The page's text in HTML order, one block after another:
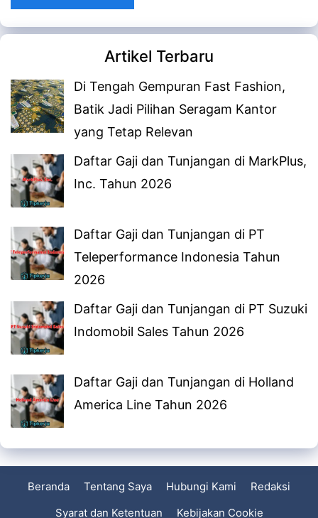
Artikel Terbaru
Di Tengah Gempuran Fast Fashion,
Batik Jadi Pilihan Seragam Kantor
yang Tetap Relevan
Daftar Gaji dan Tunjangan di MarkPlus,
Inc. Tahun 2026
Daftar Gaji dan Tunjangan di PT
Teleperformance Indonesia Tahun
2026
Daftar Gaji dan Tunjangan di PT Suzuki
Indomobil Sales Tahun 2026
Daftar Gaji dan Tunjangan di Holland
America Line Tahun 2026
Beranda Tentang Saya Hubungi Kami
Redaksi
Syarat dan Ketentuan
Kebijakan Cookie